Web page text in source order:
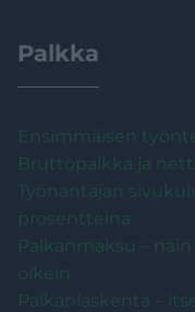
Palkka
Ensimmäisen
Bruttopalkka ja
Työnantajan
prosentteina
Palkanmaksu –
oikein
Palkanlaskenta –